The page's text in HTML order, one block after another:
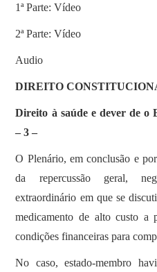
1ª Parte: Vídeo
2ª Parte: Vídeo
Audio
DIREITO
Direito à saúde e dever de o
– 3 –
O Plenário, em conclusão e
da repercussão geral,
extraordinário em que se
medicamento de alto custo a
condições financeiras para
No caso, estado-membro